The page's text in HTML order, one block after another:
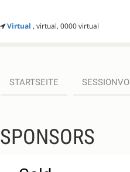
Virtual , virtual, 0000 virtual
STARTSEITE
SPONSORS